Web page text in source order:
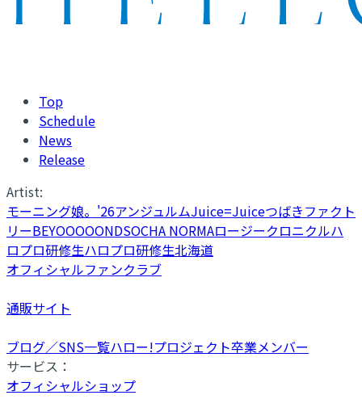
Top
Schedule
News
Release
Artist:
モーニング娘。'26アンジュルムJuice=Juiceつばきファクト
リーBEYOOOOONDSOCHA NORMAロージークロニクルハ
ロプロ研修生ハロプロ研修生北海道
オフィシャルファンクラブ
通販サイト
ブログ／SNS一覧ハロー!プロジェクト卒業メンバー
サービス：
オフィシャルショップ